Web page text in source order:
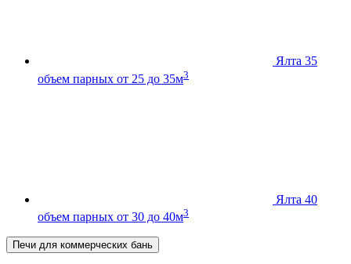
Ялта 35
объем парных от 25 до 35м3
Ялта 40
объем парных от 30 до 40м3
Печи для коммерческих бань